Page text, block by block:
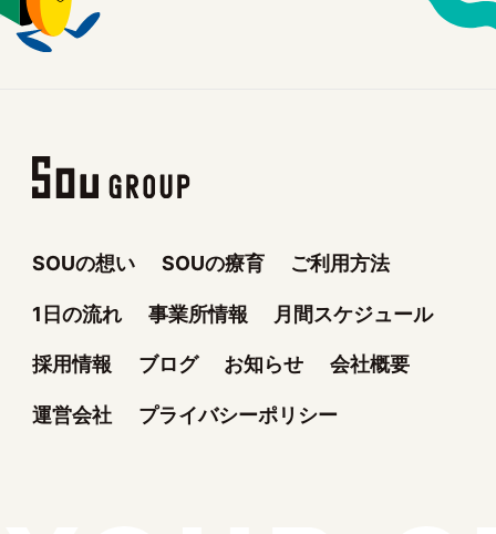
SOUの想い SOUの療育 ご利用方法
1日の流れ 事業所情報 月間スケジュール
採用情報 ブログ お知らせ 会社概要
運営会社 プライバシーポリシー